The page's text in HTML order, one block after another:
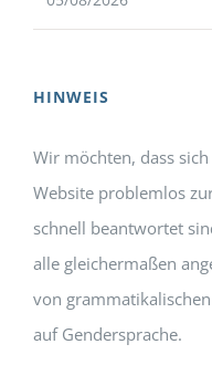
HINWEIS
Wir möchten, dass
Website problemlos
schnell beantwortet
alle gleichermaßen
von
auf Gendersprache.